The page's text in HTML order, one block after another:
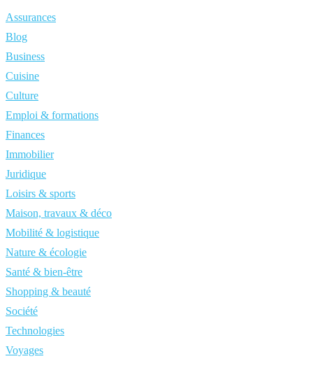
Assurances
Blog
Business
Cuisine
Culture
Emploi & formations
Finances
Immobilier
Juridique
Loisirs & sports
Maison, travaux & déco
Mobilité & logistique
Nature & écologie
Santé & bien-être
Shopping & beauté
Société
Technologies
Voyages